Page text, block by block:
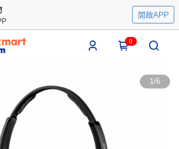
開啟APP
0
1/6